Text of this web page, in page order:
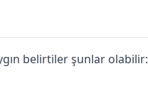
belirtiler şunlar olabilir: